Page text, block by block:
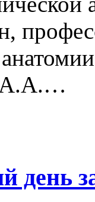
А.А.…
день